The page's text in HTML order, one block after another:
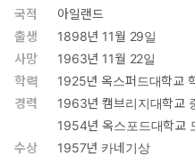
국적
아일랜드
출생
1898년 11월 29일
사망
1963년 11월 22일
학력
1925년 옥스퍼드대학교
경력
1963년 캠브리지대학교
1954년 옥스포드대학교
수상
1957년 카네기상